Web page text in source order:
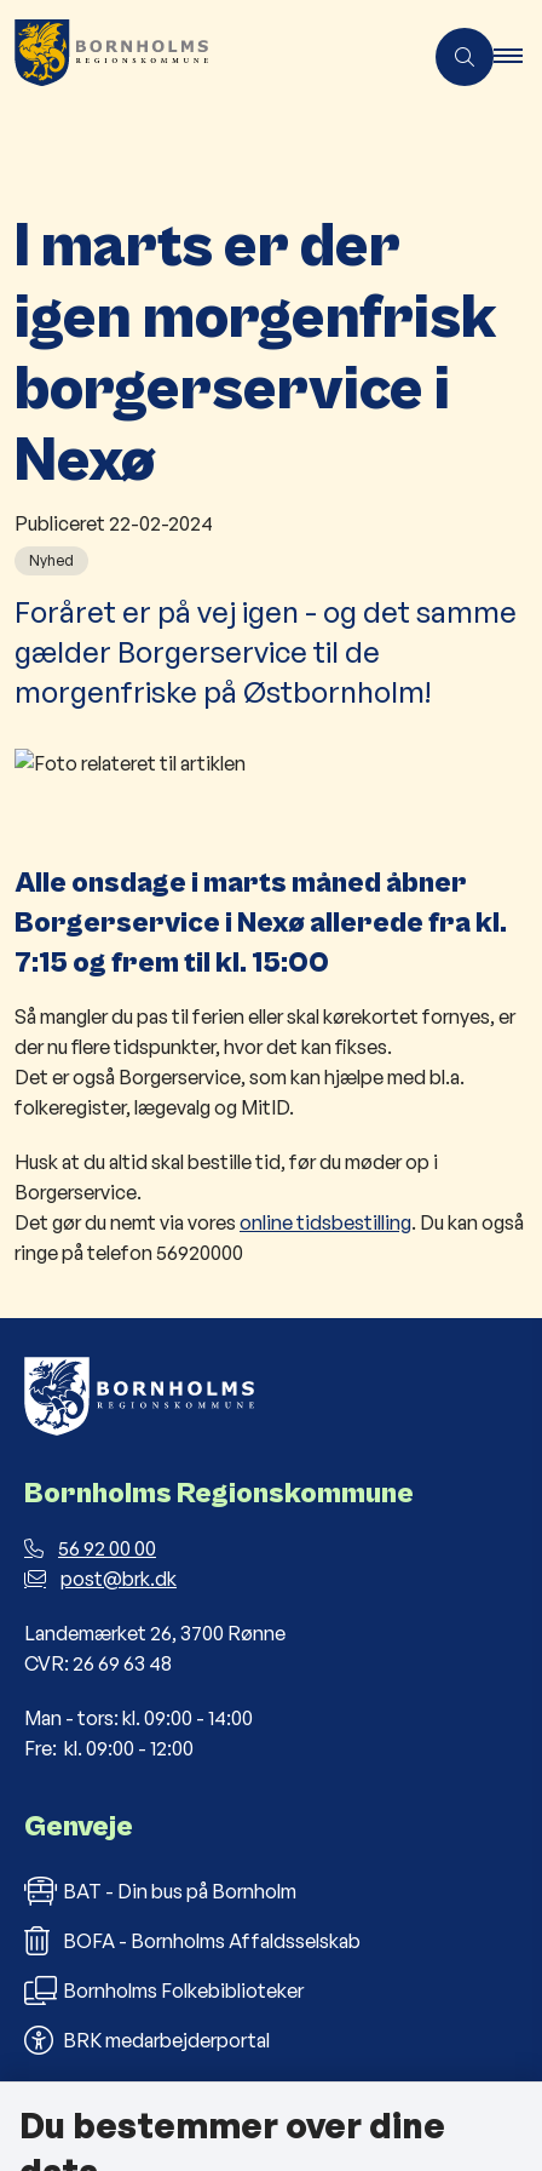
I marts er der
igen morgenfrisk
borgerservice i
Nexø
Publiceret 22-02-2024
Nyhed
​Foråret er på vej igen - og det samme
gælder Borgerservice til de
morgenfriske på Østbornholm!
Alle onsdage i marts måned åbner
Borgerservice i Nexø allerede fra kl.
7:15 og frem til kl. 15:00
Så mangler du pas til ferien eller skal kørekortet fornyes, er
der nu flere tidspunkter, hvor det kan fikses.
Det er også Borgerservice, som kan hjælpe med bl.a.
folkeregister, lægevalg og MitID.
Husk at du altid skal bestille tid, før du møder op i
Borgerservice.
Det gør du nemt via vores online tidsbestilling. Du kan også
ringe på telefon 56920000
Bornholms Regionskommune
56 92 00 00
post@brk.dk
Landemærket 26, 3700 Rønne
CVR: 26 69 63 48
Man - tors: kl. 09:00 - 14:00
Fre: kl. 09:00 - 12:00
Genveje
BAT - Din bus på Bornholm
BOFA - Bornholms Affaldsselskab
Bornholms Folkebiblioteker
BRK medarbejderportal
Om kommunen
Du bestemmer over dine